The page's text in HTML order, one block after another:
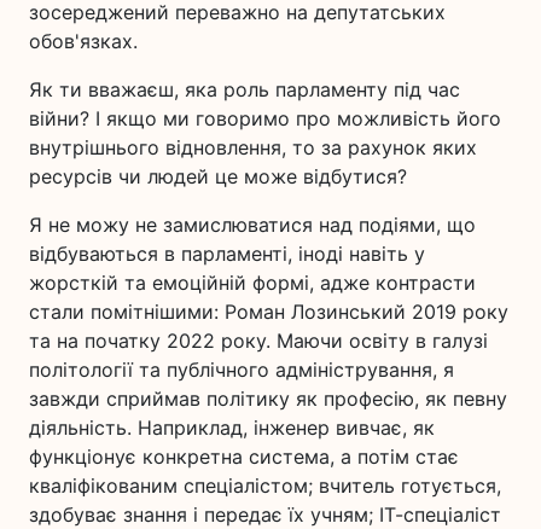
зосереджений переважно на депутатських
обов'язках.
Як ти вважаєш, яка роль парламенту під час
війни? І якщо ми говоримо про можливість його
внутрішнього відновлення, то за рахунок яких
ресурсів чи людей це може відбутися?
Я не можу не замислюватися над подіями, що
відбуваються в парламенті, іноді навіть у
жорсткій та емоційній формі, адже контрасти
стали помітнішими: Роман Лозинський 2019 року
та на початку 2022 року. Маючи освіту в галузі
політології та публічного адміністрування, я
завжди сприймав політику як професію, як певну
діяльність. Наприклад, інженер вивчає, як
функціонує конкретна система, а потім стає
кваліфікованим спеціалістом; вчитель готується,
здобуває знання і передає їх учням; ІТ-спеціаліст